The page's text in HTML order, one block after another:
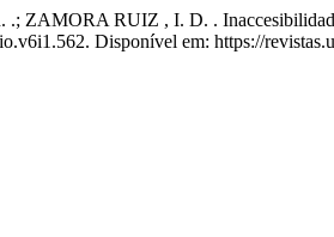
RUIZ , I. D. . Inaccesibilidad
Disponível em: https://